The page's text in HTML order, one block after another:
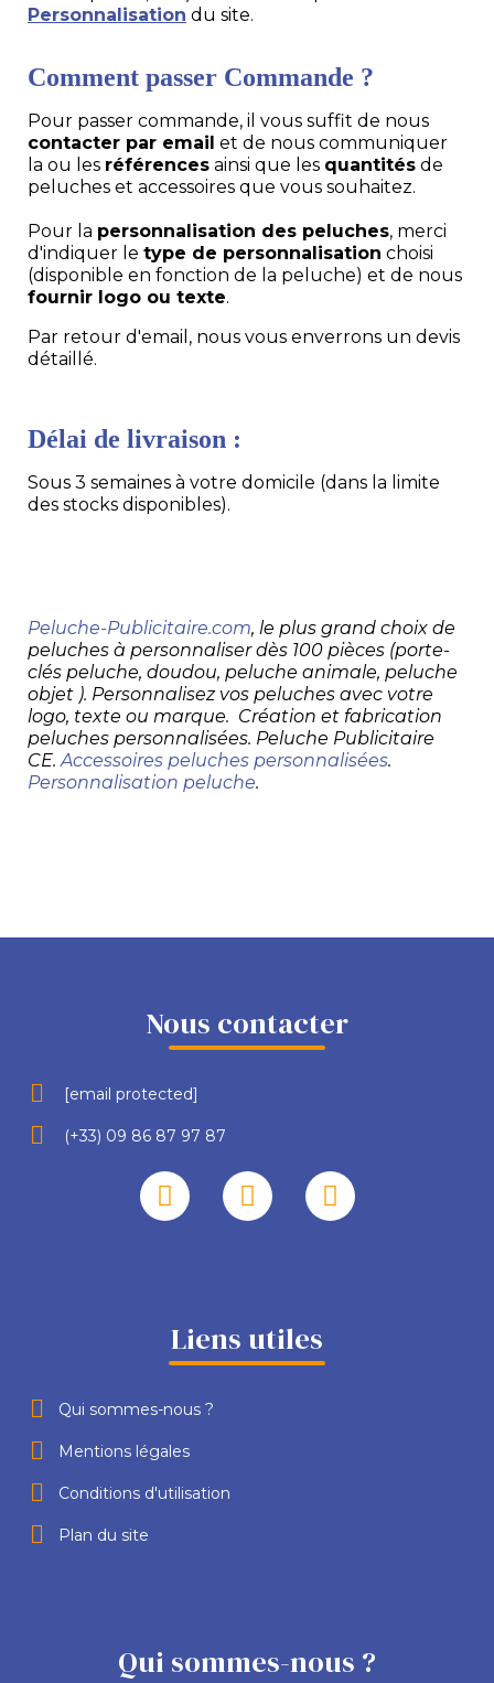
Personnalisation du site.
Comment passer Commande ?
Pour passer commande, il vous suffit de nous
contacter par email et de nous communiquer
la ou les références ainsi que les quantités de
peluches et accessoires que vous souhaitez.
Pour la personnalisation des peluches, merci
d'indiquer le type de personnalisation choisi
(disponible en fonction de la peluche) et de nous
fournir logo ou texte.
Par retour d'email, nous vous enverrons un devis
détaillé.
Délai de livraison :
Sous 3 semaines à votre domicile (dans la limite
des stocks disponibles).
Peluche-Publicitaire.com, le plus grand choix de
peluches à personnaliser dès 100 pièces (porte-
clés peluche, doudou, peluche animale, peluche
objet ). Personnalisez vos peluches avec votre
logo, texte ou marque. Création et fabrication
peluches personnalisées. Peluche Publicitaire
CE. Accessoires peluches personnalisées.
Personnalisation peluche.
Nous contacter
[email protected]
(+33) 09 86 87 97 87
Liens utiles
Qui sommes-nous ?
Mentions légales
Conditions d'utilisation
Plan du site
Qui sommes-nous ?